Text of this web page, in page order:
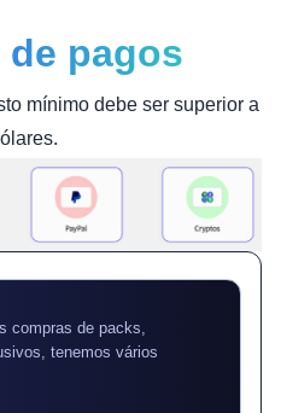
pagos
mínimo debe ser superior a
compras de packs,
tenemos vários